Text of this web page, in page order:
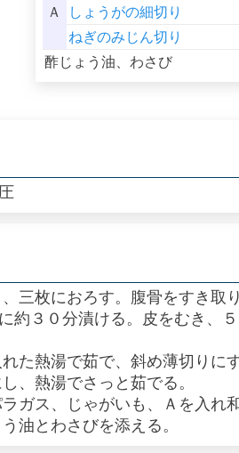
Ａ
しょうがの細切り
ねぎのみじん切り
酢じょう油、わさび
三枚におろす。腹骨をすき取
約３０分漬ける。皮をむき、
た熱湯で茹で、斜め薄切りにす
、熱湯でさっと茹でる。
ガス、じゃがいも、Ａを入れ和
油とわさびを添える。